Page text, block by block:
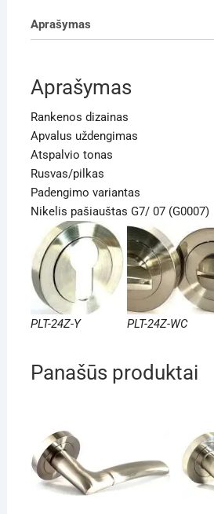
Aprašymas
Aprašymas
Rankenos dizainas
Apvalus uždengimas
Atspalvio tonas
Rusvas/pilkas
Padengimo variantas
Nikelis pašiauštas G7/ 07 (G0007)
PLT-24Z-Y PLT-24Z-WC
Panašūs produktai